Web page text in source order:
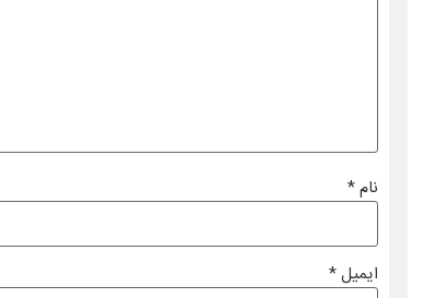
نام*
ایمیل*